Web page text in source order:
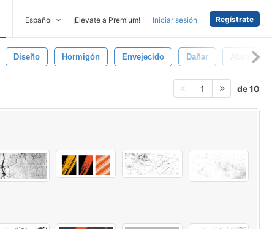
Español ¡Elevate a Premium! Iniciar sesión Regístrate
Diseño Hormigón Envejecido Dañar Abstracto
1 de 10